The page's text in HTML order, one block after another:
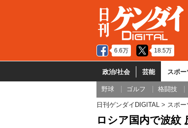
6.6万 18.5万
政治/社会 芸能 スポー
野球 ゴルフ 格闘技
日刊ゲンダイDIGITAL スポー
ロシア国内で波紋